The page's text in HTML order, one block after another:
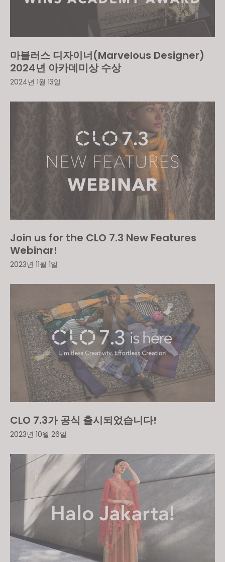
마블러스 디자이너(Marvelous Designer)
2024년 아카데미상 수상
2024년 1월 13일
Join us for the CLO 7.3 New Features
Webinar!
2023년 11월 1일
CLO 7.3가 공식 출시되었습니다!
2023년 10월 26일